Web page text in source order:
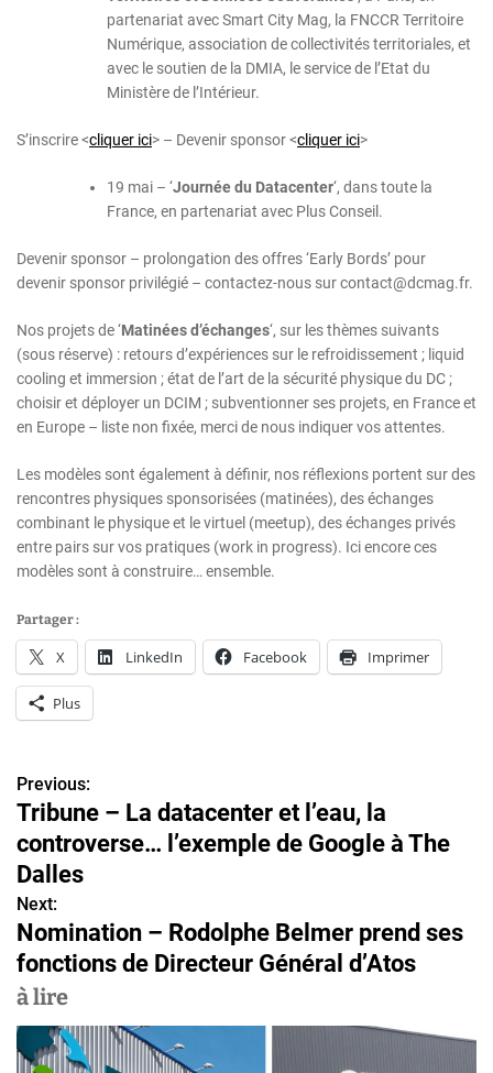
partenariat avec Smart City Mag, la FNCCR Territoire
Numérique, association de collectivités territoriales, et
avec le soutien de la DMIA, le service de l’Etat du
Ministère de l’Intérieur.
S’inscrire <cliquer ici> – Devenir sponsor <cliquer ici>
19 mai – ‘Journée du Datacenter‘, dans toute la
France, en partenariat avec Plus Conseil.
Devenir sponsor – prolongation des offres ‘Early Bords’ pour
devenir sponsor privilégié – contactez-nous sur contact@dcmag.fr.
Nos projets de ‘Matinées d’échanges‘, sur les thèmes suivants
(sous réserve) : retours d’expériences sur le refroidissement ; liquid
cooling et immersion ; état de l’art de la sécurité physique du DC ;
choisir et déployer un DCIM ; subventionner ses projets, en France et
en Europe – liste non fixée, merci de nous indiquer vos attentes.
Les modèles sont également à définir, nos réflexions portent sur des
rencontres physiques sponsorisées (matinées), des échanges
combinant le physique et le virtuel (meetup), des échanges privés
entre pairs sur vos pratiques (work in progress). Ici encore ces
modèles sont à construire… ensemble.
Partager :
X LinkedIn Facebook Imprimer
Plus
N
a
v
i
g
a
t
Previous:
Tribune – La datacenter et l’eau, la
controverse… l’exemple de Google à The
Dalles
Next:
Nomination – Rodolphe Belmer prend ses
fonctions de Directeur Général d’Atos
à lire